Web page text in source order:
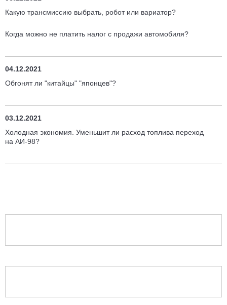
Какую трансмиссию выбрать, робот или вариатор?
Когда можно не платить налог с продажи автомобиля?
04.12.2021
Обгонят ли "китайцы" "японцев"?
03.12.2021
Холодная экономия. Уменьшит ли расход топлива переход
на АИ-98?